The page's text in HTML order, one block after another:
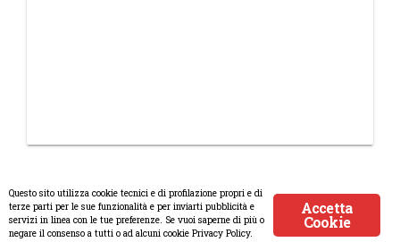
© Copyright 2008-2017 Scenaripolitici.com - Tutti i diritti riservati.
Accetta
Cookie
Questo sito utilizza cookie tecnici e di profilazione propri e di
terze parti per le sue funzionalità e per inviarti pubblicità e
servizi in linea con le tue preferenze. Se vuoi saperne di più o
negare il consenso a tutti o ad alcuni cookie Privacy Policy.